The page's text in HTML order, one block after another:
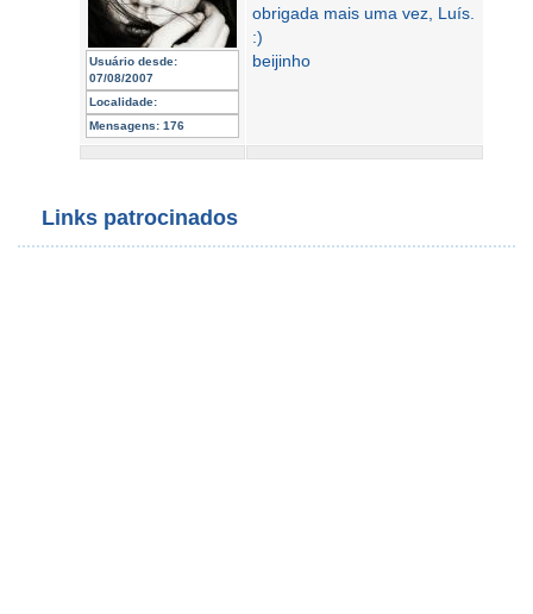
Usuário desde:
07/08/2007
Localidade:
Mensagens: 176
obrigada mais uma vez, Luís.
:)
beijinho
Links patrocinados